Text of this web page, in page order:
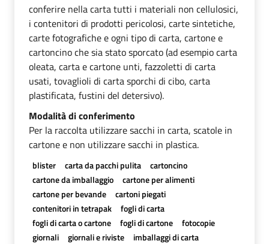
conferire nella carta tutti i materiali non cellulosici,
i contenitori di prodotti pericolosi, carte sintetiche,
carte fotografiche e ogni tipo di carta, cartone e
cartoncino che sia stato sporcato (ad esempio carta
oleata, carta e cartone unti, fazzoletti di carta
usati, tovaglioli di carta sporchi di cibo, carta
plastificata, fustini del detersivo).
Modalità di conferimento
Per la raccolta utilizzare sacchi in carta, scatole in
cartone e non utilizzare sacchi in plastica.
blister carta da pacchi pulita
cartoncino
cartone da imballaggio
cartone per alimenti
cartone per bevande
cartoni piegati
contenitori in tetrapak
fogli di carta
fogli di carta o cartone
fogli di cartone
fotocopie
giornali
giornali e riviste
imballaggi di carta